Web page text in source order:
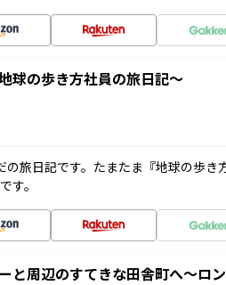
球の歩き方社員の旅日記～
旅日記です。たまたま『地球の歩き
す。
と周辺のすてきな田舎町へ～ロ